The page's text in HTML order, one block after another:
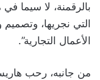
بالرقمنة، لا سيما
التي نجريها،
الأعمال التجارية”.
من جانبه، رحب